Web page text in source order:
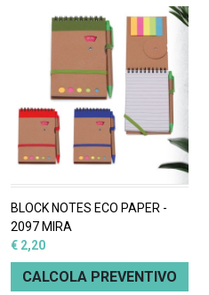
BLOCK NOTES ECO PAPER -
2097 MIRA
€ 2,20
CALCOLA PREVENTIVO